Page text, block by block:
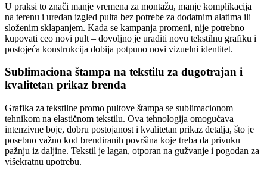
U praksi to znači manje vremena za montažu, manje komplikacija
na terenu i uredan izgled pulta bez potrebe za dodatnim alatima ili
složenim sklapanjem. Kada se kampanja promeni, nije potrebno
kupovati ceo novi pult – dovoljno je uraditi novu tekstilnu grafiku i
postojeća konstrukcija dobija potpuno novi vizuelni identitet.
Sublimaciona štampa na tekstilu za dugotrajan i
kvalitetan prikaz brenda
Grafika za tekstilne promo pultove štampa se sublimacionom
tehnikom na elastičnom tekstilu. Ova tehnologija omogućava
intenzivne boje, dobru postojanost i kvalitetan prikaz detalja, što je
posebno važno kod brendiranih površina koje treba da privuku
pažnju iz daljine. Tekstil je lagan, otporan na gužvanje i pogodan za
višekratnu upotrebu.